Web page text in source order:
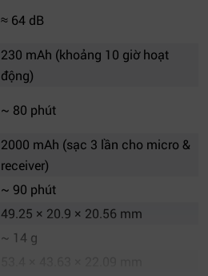
≈ 64 dB
230 mAh (khoảng 10 giờ hoạt
động)
~ 80 phút
2000 mAh (sạc 3 lần cho micro &
receiver)
~ 90 phút
49.25 × 20.9 × 20.56 mm
~ 14 g